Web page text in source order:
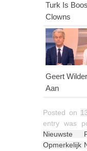
Turk Is
Clowns
Geert
Aan
Posted on
entry was
Nieuwste
Opmerkelijk